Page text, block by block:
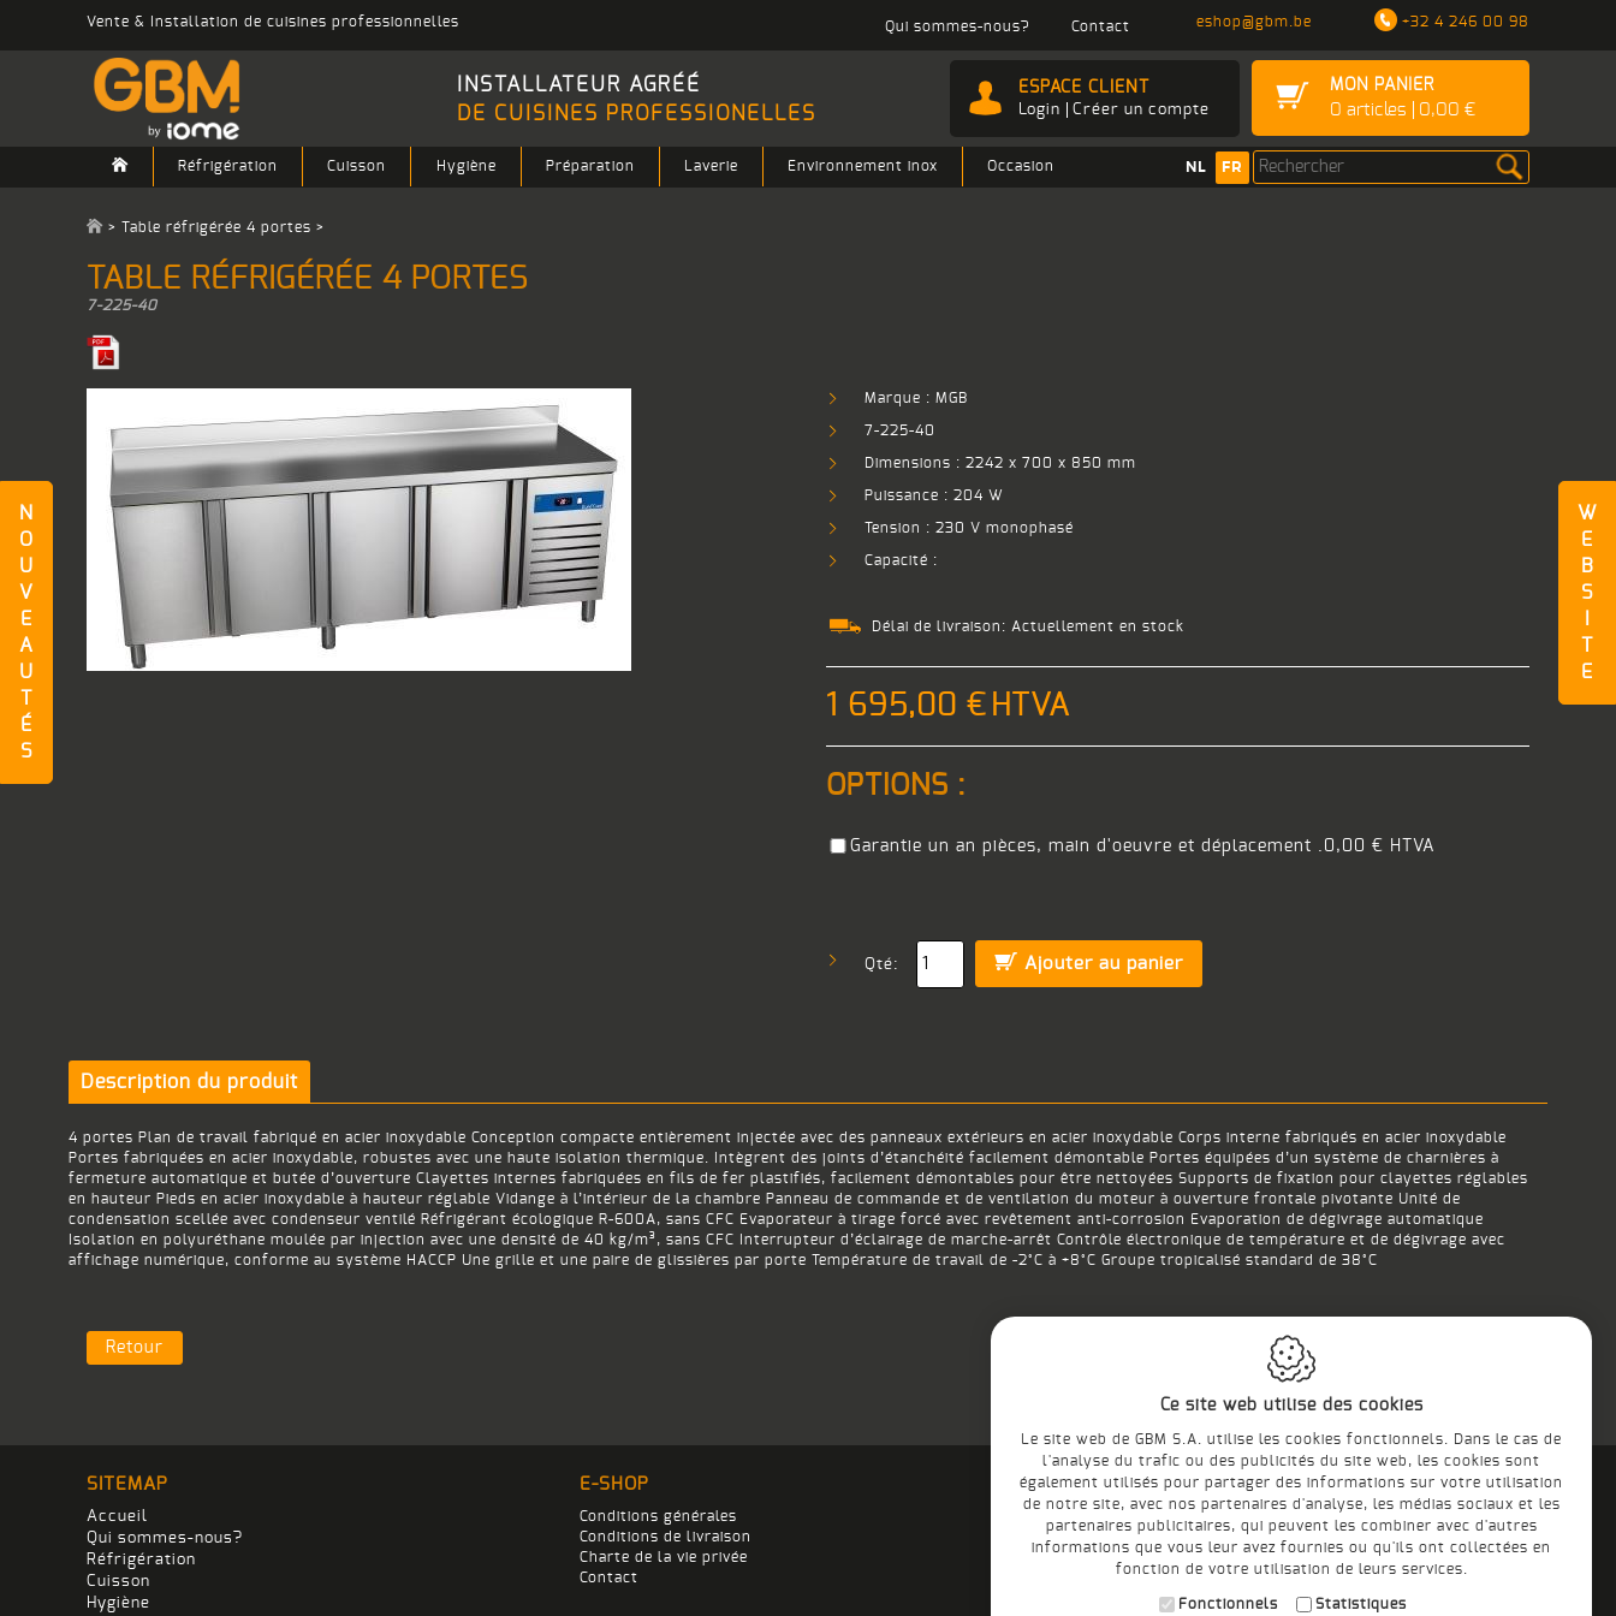
W
E
B
S
E
N
O
U
V
E
A
U
É
S
Vente & Installation de cuisines professionnelles Qui sommes-nous? Contact eshop@gbm.be +32 4 246 00 98
INSTALLATEUR AGRÉÉ
DE CUISINES PROFESSIONELLES
ESPACE CLIENT
Login Créer un compte
MON PANIER
0 articles 0,00 €
Réfrigération Cuisson Hygiène Préparation Laverie Environnement inox Occasion NL FR
> Table réfrigérée 4 portes >
TABLE RÉFRIGÉRÉE 4 PORTES
7-225-40
Marque : MGB
7-225-40
Dimensions : 2242 x 700 x 850 mm
Puissance : 204 W
Tension : 230 V monophasé
Capacité :
Délai de livraison: Actuellement en stock
1 695,00 € HTVA
OPTIONS :
Garantie un an pièces, main d'oeuvre et déplacement . 0,00 € HTVA
Qté: Ajouter au panier
Description du produit
4 portes Plan de travail fabriqué en acier inoxydable Conception compacte entièrement injectée avec des panneaux extérieurs en acier inoxydable Corps interne fabriqués en acier inoxydable
Portes fabriquées en acier inoxydable, robustes avec une haute isolation thermique. Intègrent des joints d’étanchéité facilement démontable Portes équipées d’un système de charnières à
fermeture automatique et butée d’ouverture Clayettes internes fabriquées en fils de fer plastifiés, facilement démontables pour être nettoyées Supports de fixation pour clayettes réglables
en hauteur Pieds en acier inoxydable à hauteur réglable Vidange à l’intérieur de la chambre Panneau de commande et de ventilation du moteur à ouverture frontale pivotante Unité de
condensation scellée avec condenseur ventilé Réfrigérant écologique R-600A, sans CFC Evaporateur à tirage forcé avec revêtement anti-corrosion Evaporation de dégivrage automatique
Isolation en polyuréthane moulée par injection avec une densité de 40 kg/m³, sans CFC Interrupteur d’éclairage de marche-arrêt Contrôle électronique de température et de dégivrage avec
affichage numérique, conforme au système HACCP Une grille et une paire de glissières par porte Température de travail de -2°C à +8°C Groupe tropicalisé standard de 38°C
Retour
SITEMAP
Accueil
Qui sommes-nous?
Réfrigération
Cuisson
Hygiène
E-SHOP
Conditions générales
Conditions de livraison
Charte de la vie privée
Contact
PROFESSIONELE
Ce site web utilise des cookies
Le site web de GBM S.A. utilise les cookies fonctionnels. Dans le cas de
l'analyse du trafic ou des publicités du site web, les cookies sont
également utilisés pour partager des informations sur votre utilisation
de notre site, avec nos partenaires d'analyse, les médias sociaux et les
partenaires publicitaires, qui peuvent les combiner avec d'autres
informations que vous leur avez fournies ou qu'ils ont collectées en
fonction de votre utilisation de leurs services.
Fonctionnels Statistiques